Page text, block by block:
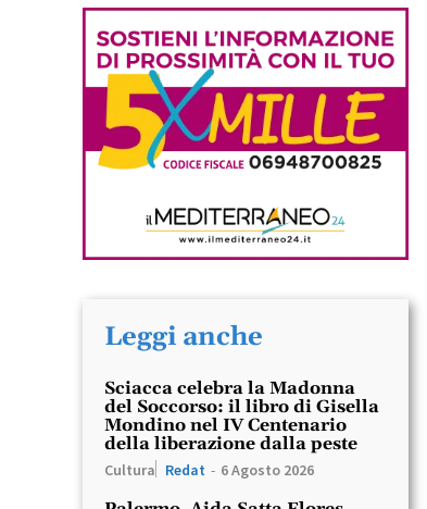
Leggi anche
Sciacca celebra la Madonna
del Soccorso: il libro di Gisella
Mondino nel IV Centenario
della liberazione dalla peste
Cultura Redat - 6 Agosto 2026